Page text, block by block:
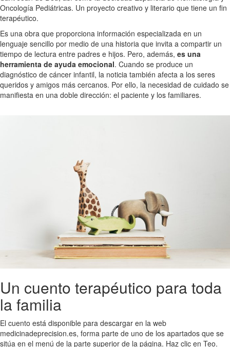
Oncología Pediátricas. Un proyecto creativo y literario que tiene un fin
terapéutico.
Es una obra que proporciona información especializada en un
lenguaje sencillo por medio de una historia que invita a compartir un
tiempo de lectura entre padres e hijos. Pero, además, es una
herramienta de ayuda emocional. Cuando se produce un
diagnóstico de cáncer infantil, la noticia también afecta a los seres
queridos y amigos más cercanos. Por ello, la necesidad de cuidado se
manifiesta en una doble dirección: el paciente y los familiares.
Un cuento terapéutico para toda
la familia
El cuento está disponible para descargar en la web
medicinadeprecision.es, forma parte de uno de los apartados que se
sitúa en el menú de la parte superior de la página. Haz clic en Teo.